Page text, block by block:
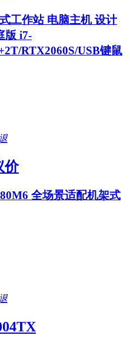
工作站 电脑主机 设计
版 i7-
RTX2060S/USB键鼠
价
全场景适配机架式